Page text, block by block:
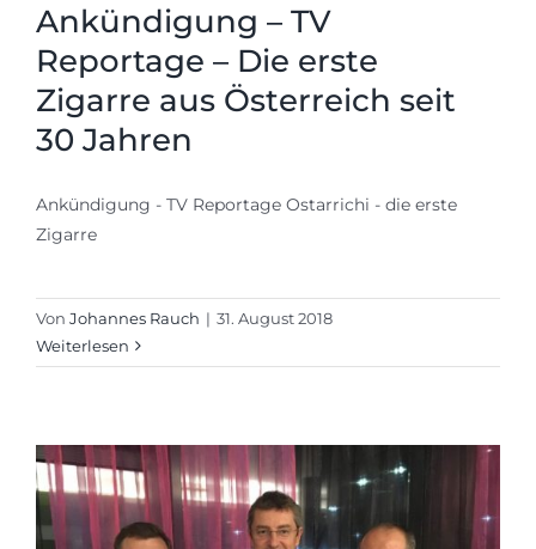
Ankündigung – TV
Reportage – Die erste
Zigarre aus Österreich seit
30 Jahren
Ankündigung - TV Reportage Ostarrichi - die erste
Zigarre
Von Johannes Rauch | 31. August 2018
Weiterlesen